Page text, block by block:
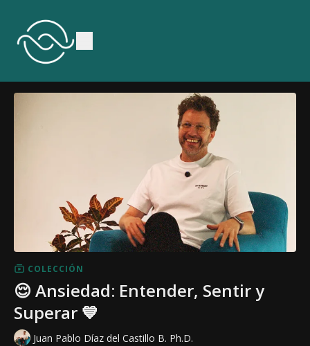
COLECCIÓN
😌 Ansiedad: Entender, Sentir y
Superar 💙
Juan Pablo Díaz del Castillo B. Ph.D.